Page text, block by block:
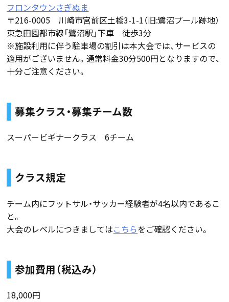
フロンタウンさぎぬま
〒216-0005 川崎市宮前区土橋3-1-1（旧:鷺沼プール跡地）
東急田園都市線「鷺沼駅」下車 徒歩3分
※施設利用に伴う駐車場の割引は本大会では、サービスの
適用がございません。通常料金30分500円となりますので、
十分ご注意ください。
募集クラス・募集チーム数
スーパービギナークラス 6チーム
クラス規定
チーム内にフットサル・サッカー経験者が4名以内であるこ
と。
大会のレベルにつきましてはこちらをご確認ください。
参加費用（税込み）
18,000円